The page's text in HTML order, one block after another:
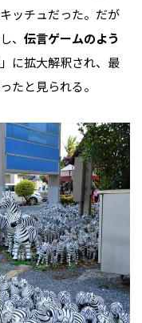
ッチュだった。だが
、 伝言ゲームのよう
に拡大解釈され、最
たと見られる。